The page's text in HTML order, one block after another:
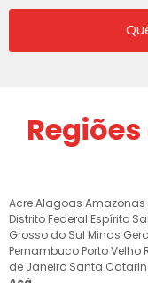
AcreAlagoas Amazonas
Distrito Federal Espírito
Grosso do Sul Minas
Pernambuco Porto Velho
de Janeiro Santa